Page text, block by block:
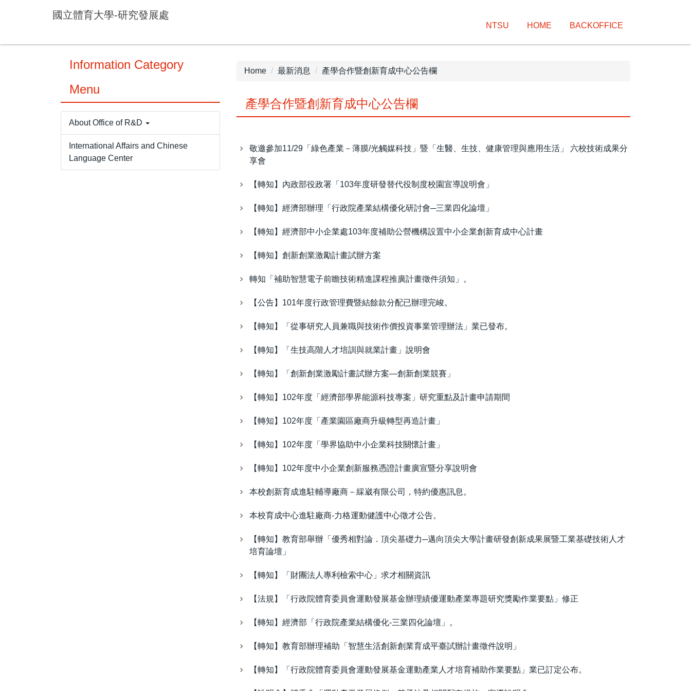
main
國立體育大學-研究發展處
NTSU HOME BACKOFFICE
Information Category
Menu
About Office of R&D
International Affairs and Chinese
Language Center
Home 最新消息 產學合作暨創新育成中心公告欄
產學合作暨創新育成中心公告欄
敬邀參加11/29「綠色產業－薄膜/光觸媒科技」暨「生醫、生技、健康管理與應用生活」 六校技術成果分
享會
【轉知】內政部役政署「103年度研發替代役制度校園宣導說明會」
【轉知】經濟部辦理「行政院產業結構優化研討會─三業四化論壇」
【轉知】經濟部中小企業處103年度補助公營機構設置中小企業創新育成中心計畫
【轉知】創新創業激勵計畫試辦方案
轉知「補助智慧電子前瞻技術精進課程推廣計畫徵件須知」。
【公告】101年度行政管理費暨結餘款分配已辦理完峻。
【轉知】「從事研究人員兼職與技術作價投資事業管理辦法」業已發布。
【轉知】「生技高階人才培訓與就業計畫」說明會
【轉知】「創新創業激勵計畫試辦方案—創新創業競賽」
【轉知】102年度「經濟部學界能源科技專案」研究重點及計畫申請期間
【轉知】102年度「產業園區廠商升級轉型再造計畫」
【轉知】102年度「學界協助中小企業科技關懷計畫」
【轉知】102年度中小企業創新服務憑證計畫廣宣暨分享說明會
本校創新育成進駐輔導廠商－綵崴有限公司，特約優惠訊息。
本校育成中心進駐廠商-力格運動健護中心徵才公告。
【轉知】教育部舉辦「優秀相對論．頂尖基礎力─邁向頂尖大學計畫研發創新成果展暨工業基礎技術人才
培育論壇」
【轉知】「財團法人專利檢索中心」求才相關資訊
【法規】「行政院體育委員會運動發展基金辦理績優運動產業專題研究獎勵作業要點」修正
【轉知】經濟部「行政院產業結構優化-三業四化論壇」。
【轉知】教育部辦理補助「智慧生活創新創業育成平臺試辦計畫徵件說明」
【轉知】「行政院體育委員會運動發展基金運動產業人才培育補助作業要點」業已訂定公布。